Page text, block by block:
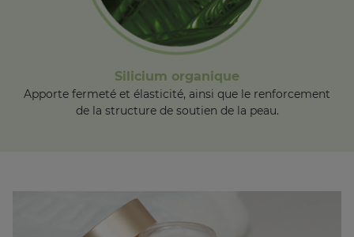
Silicium organique
Apporte fermeté et élasticité, ainsi que le renforcement
de la structure de soutien de la peau.